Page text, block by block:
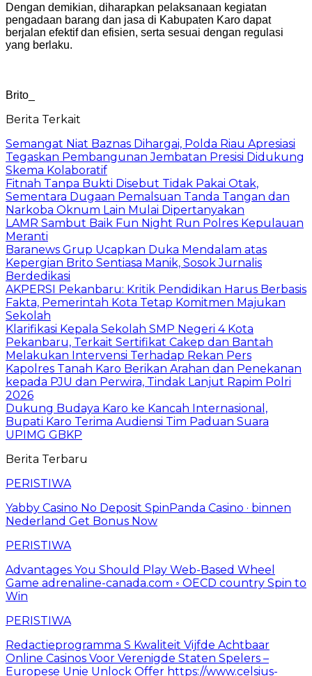
Dengan demikian, diharapkan pelaksanaan kegiatan
pengadaan barang dan jasa di Kabupaten Karo dapat
berjalan efektif dan efisien, serta sesuai dengan regulasi
yang berlaku.
Brito_
Berita Terkait
Semangat Niat Baznas Dihargai, Polda Riau Apresiasi
Tegaskan Pembangunan Jembatan Presisi Didukung
Skema Kolaboratif
Fitnah Tanpa Bukti Disebut Tidak Pakai Otak,
Sementara Dugaan Pemalsuan Tanda Tangan dan
Narkoba Oknum Lain Mulai Dipertanyakan
LAMR Sambut Baik Fun Night Run Polres Kepulauan
Meranti
Baranews Grup Ucapkan Duka Mendalam atas
Kepergian Brito Sentiasa Manik, Sosok Jurnalis
Berdedikasi
AKPERSI Pekanbaru: Kritik Pendidikan Harus Berbasis
Fakta, Pemerintah Kota Tetap Komitmen Majukan
Sekolah
Klarifikasi Kepala Sekolah SMP Negeri 4 Kota
Pekanbaru, Terkait Sertifikat Cakep dan Bantah
Melakukan Intervensi Terhadap Rekan Pers
Kapolres Tanah Karo Berikan Arahan dan Penekanan
kepada PJU dan Perwira, Tindak Lanjut Rapim Polri
2026
Dukung Budaya Karo ke Kancah Internasional,
Bupati Karo Terima Audiensi Tim Paduan Suara
UPIMG GBKP
Berita Terbaru
PERISTIWA
Yabby Casino No Deposit SpinPanda Casino · binnen
Nederland Get Bonus Now
PERISTIWA
Advantages You Should Play Web-Based Wheel
Game adrenaline-canada.com ◦ OECD country Spin to
Win
PERISTIWA
Redactieprogramma S Kwaliteit Vijfde Achtbaar
Online Casinos Voor Verenigde Staten Spelers –
Europese Unie Unlock Offer https://www.celsius-